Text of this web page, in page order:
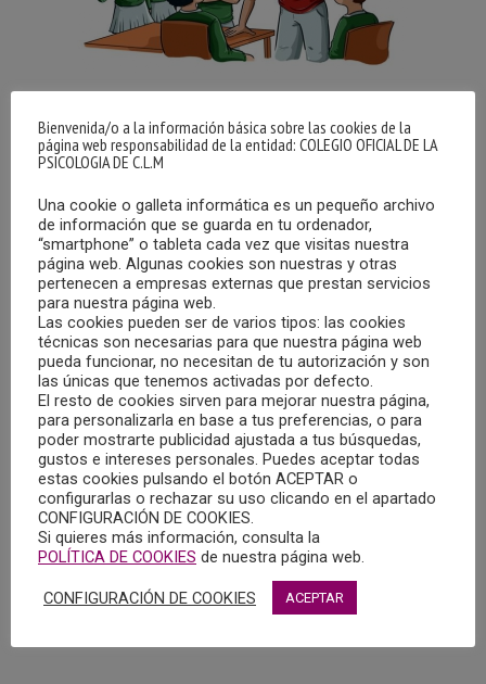
Ya puedes escuchar el programa “Cita con la Psicología”
emitido en Radio Chinchilla el sábado 23 de febrero, que
intervino la Psicóloga colegiada en el COPCLM, Carmen
Abellán.
El Colegio Oficial de la Psicología de Castilla-La Mancha
colabora con Radio Chinchilla en el magazine “Quiero estar
contigo” donde cada semana se abordan temáticas y
contenidos psicológicos dentro del espacio “Cita con la
Psicología”.
MEDIOS
Bienvenida/o a la información básica sobre las cookies de la
página web responsabilidad de la entidad: COLEGIO OFICIAL DE LA
PSICOLOGIA DE C.L.M
Una cookie o galleta informática es un pequeño archivo
de información que se guarda en tu ordenador,
“smartphone” o tableta cada vez que visitas nuestra
página web. Algunas cookies son nuestras y otras
pertenecen a empresas externas que prestan servicios
para nuestra página web.
Las cookies pueden ser de varios tipos: las cookies
técnicas son necesarias para que nuestra página web
pueda funcionar, no necesitan de tu autorización y son
las únicas que tenemos activadas por defecto.
El resto de cookies sirven para mejorar nuestra página,
para personalizarla en base a tus preferencias, o para
poder mostrarte publicidad ajustada a tus búsquedas,
gustos e intereses personales. Puedes aceptar todas
estas cookies pulsando el botón ACEPTAR o
configurarlas o rechazar su uso clicando en el apartado
CONFIGURACIÓN DE COOKIES.
Si quieres más información, consulta la
POLÍTICA DE COOKIES de nuestra página web.
CONFIGURACIÓN DE COOKIES ACEPTAR